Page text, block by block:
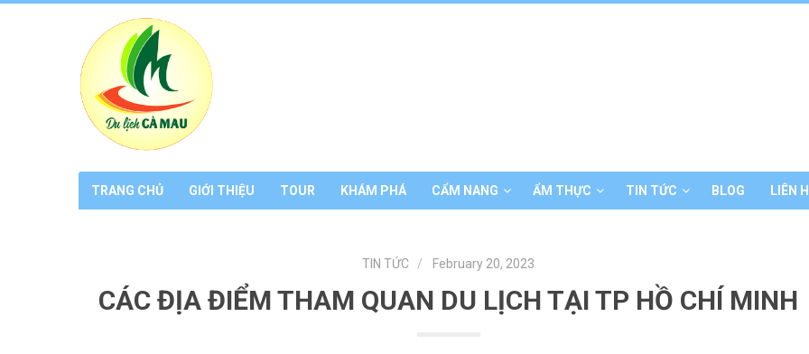
TRANG CHỦ GIỚI THIỆU TOUR KHÁM PHÁ CẨM NANG ẨM THỰC TIN TỨC BLOG LIÊN
TIN TỨC February 20, 2023
CÁC ĐỊA ĐIỂM THAM QUAN DU LỊCH TẠI TP HỒ CHÍ MINH